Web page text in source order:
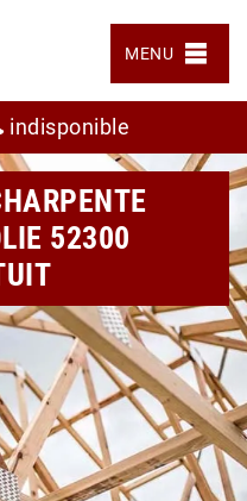
MENU
indisponible
52300